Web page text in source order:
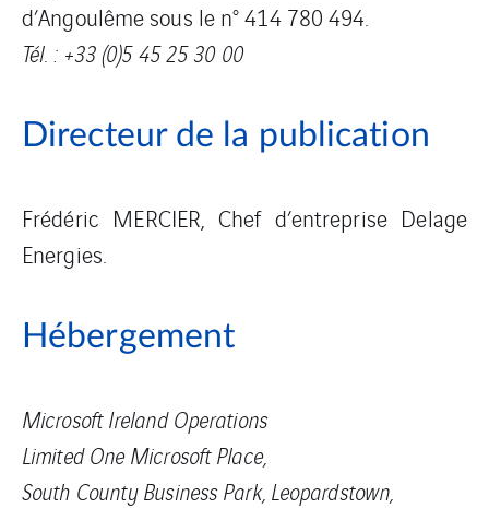
d’Angoulême sous le n° 414 780 494.
Tél. : +33 (0)5 45 25 30 00
Directeur de la publication
Frédéric MERCIER, Chef d’entreprise Delage
Energies.
Hébergement
Microsoft Ireland Operations
Limited One Microsoft Place,
South County Business Park, Leopardstown,